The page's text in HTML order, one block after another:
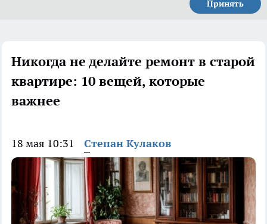
Принять
Никогда не делайте ремонт в старой
квартире: 10 вещей, которые
важнее
18 мая 10:31 Степан Кулаков